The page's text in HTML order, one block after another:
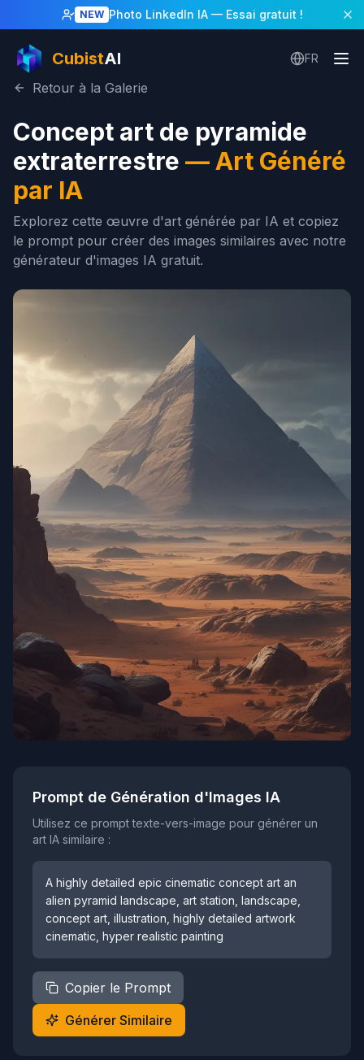
NEW Photo LinkedIn IA— Essai gratuit !
CubistAI FR
Retour à la Galerie
Concept art de pyramide
extraterrestre —Art Généré
par IA
Explorez cette œuvre d'art générée par IA et copiez
le prompt pour créer des images similaires avec notre
générateur d'images IA gratuit.
Prompt de Génération d'Images IA
Utilisez ce prompt texte-vers-image pour générer un
art IA similaire :
A highly detailed epic cinematic concept art an
alien pyramid landscape, art station, landscape,
concept art, illustration, highly detailed artwork
cinematic, hyper realistic painting
Copier le Prompt
Générer Similaire